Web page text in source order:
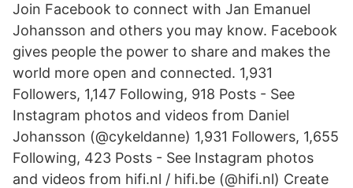
Join Facebook to connect with Jan Emanuel
Johansson and others you may know. Facebook
gives people the power to share and makes the
world more open and connected. 1,931
Followers, 1,147 Following, 918 Posts - See
Instagram photos and videos from Daniel
Johansson (@cykeldanne) 1,931 Followers, 1,655
Following, 423 Posts - See Instagram photos
and videos from hifi.nl / hifi.be (@hifi.nl) Create